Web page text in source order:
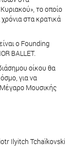
το οποίο
στα κρατικά
ο Founding
BALLET.
οίκου θα
για να
Μουσικής
Ilyitch Tchaïkovski